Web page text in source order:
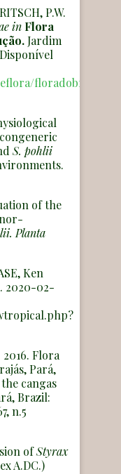
P.W.
in Flora
Jardim
floradobrasil/
S. pohlii
of the
Planta
Ken
2020-02-
Flora
Pará,
cangas
Brazil:
n.5
ofStyrax
A.DC.)